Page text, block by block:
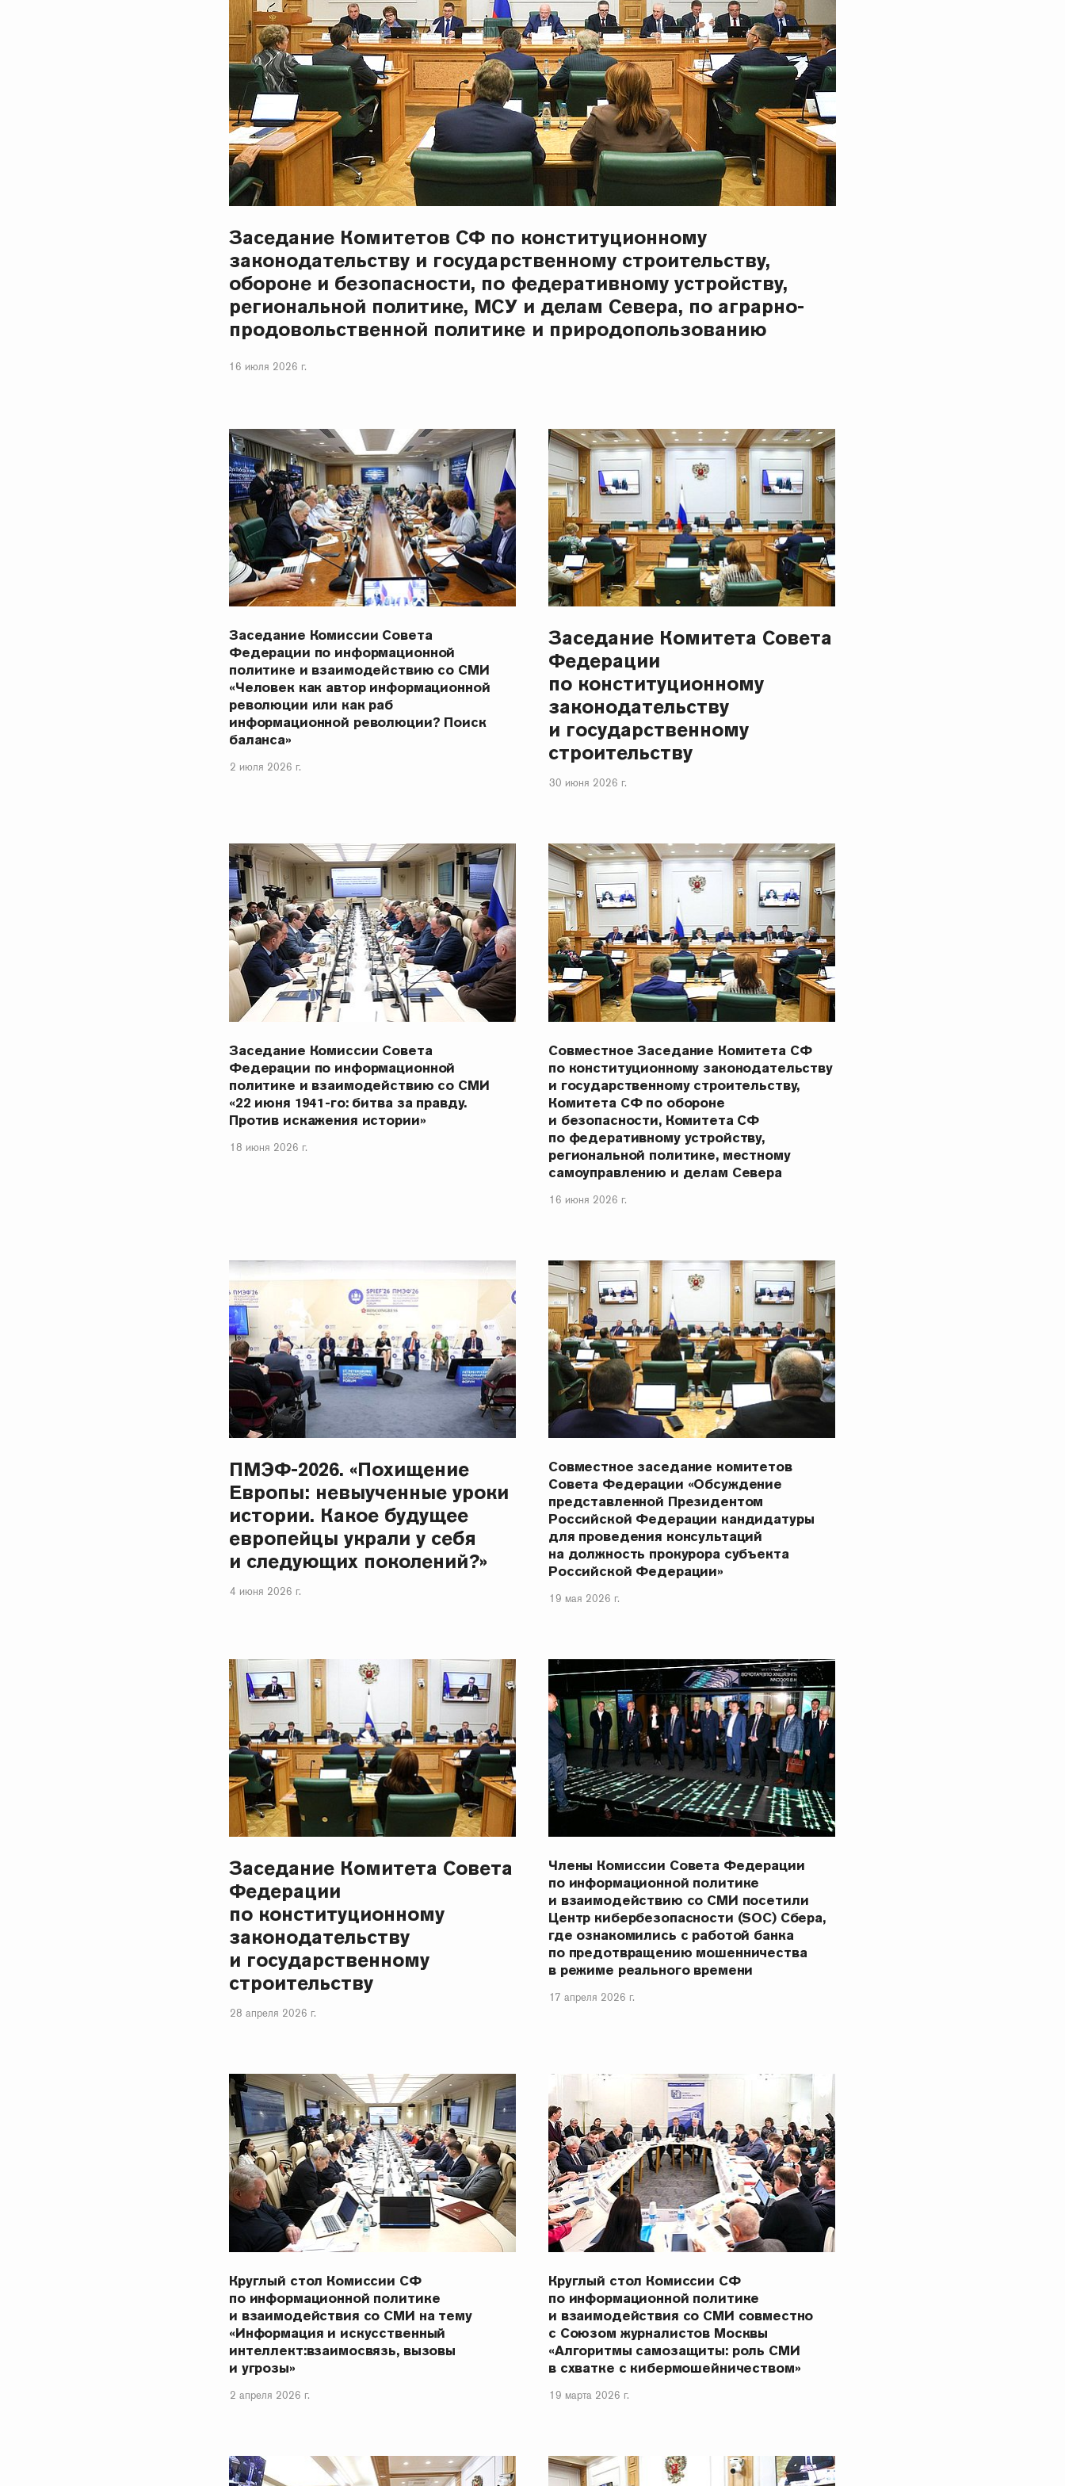
Заседание Комитетов СФ по конституционному
законодательству и государственному строительству,
обороне и безопасности, по федеративному устройству,
региональной политике, МСУ и делам Севера, по аграрно-
продовольственной политике и природопользованию
16 июля 2026 г.
Заседание Комиссии Совета
Федерации по информационной
политике и взаимодействию со СМИ
«Человек как автор информационной
революции или как раб
информационной революции? Поиск
баланса»
2 июля 2026 г.
Заседание Комитета Совета
Федерации
по конституционному
законодательству
и государственному
строительству
30 июня 2026 г.
Заседание Комиссии Совета
Федерации по информационной
политике и взаимодействию со СМИ
«22 июня 1941-го: битва за правду.
Против искажения истории»
18 июня 2026 г.
Совместное Заседание Комитета СФ
по конституционному законодательству
и государственному строительству,
Комитета СФ по обороне
и безопасности, Комитета СФ
по федеративному устройству,
региональной политике, местному
самоуправлению и делам Севера
16 июня 2026 г.
ПМЭФ-2026. «Похищение
Европы: невыученные уроки
истории. Какое будущее
европейцы украли у себя
и следующих поколений?»
4 июня 2026 г.
Совместное заседание комитетов
Совета Федерации «Обсуждение
представленной Президентом
Российской Федерации кандидатуры
для проведения консультаций
на должность прокурора субъекта
Российской Федерации»
19 мая 2026 г.
Заседание Комитета Совета
Федерации
по конституционному
законодательству
и государственному
строительству
28 апреля 2026 г.
Члены Комиссии Совета Федерации
по информационной политике
и взаимодействию со СМИ посетили
Центр кибербезопасности (SOC) Сбера,
где ознакомились с работой банка
по предотвращению мошенничества
в режиме реального времени
17 апреля 2026 г.
Круглый стол Комиссии СФ
по информационной политике
и взаимодействия со СМИ на тему
«Информация и искусственный
интеллект:взаимосвязь, вызовы
и угрозы»
2 апреля 2026 г.
Круглый стол Комиссии СФ
по информационной политике
и взаимодействия со СМИ совместно
с Союзом журналистов Москвы
«Алгоритмы самозащиты: роль СМИ
в схватке с кибермошейничеством»
19 марта 2026 г.